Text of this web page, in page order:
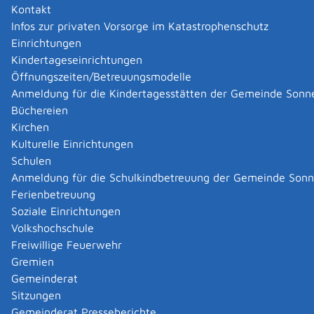
Kontakt
Infos zur privaten Vorsorge im Katastrophenschutz
Einrichtungen
Kindertageseinrichtungen
Öffnungszeiten/Betreuungsmodelle
Anmeldung für die Kindertagesstätten der Gemeinde
Büchereien
Kirchen
Kulturelle Einrichtungen
Schulen
Anmeldung für die Schulkindbetreuung der Gemeinde
Ferienbetreuung
Soziale Einrichtungen
Volkshochschule
Freiwillige Feuerwehr
Gremien
Gemeinderat
Sitzungen
längere tägliche Arbeitszeiten für Ihre Beschäftigten
beantragen.
Die Bewilligung ist gesetzlich vorgesehen für:
kontinuierliche Schichtbetriebe (§ 15 Absatz 1
Nummer 1 a) Arbeitszeitgesetz (ArbZG)
Saison- und Kampagnenbetriebe (§ 15 Absatz1
Nummer 2 ArbZG)
besondere Tätigkeiten zur Errichtung, zur Änderung
oder zum Betrieb von Bauwerken, künstlichen
Inseln oder sonstigen Anlagen auf See (Offshore-
Zuständige Stelle
Stadt- oder Landkreis